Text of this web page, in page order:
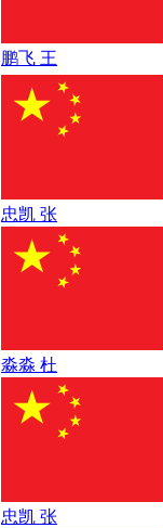
鹏飞 王
忠凯 张
淼淼 杜
忠凯 张